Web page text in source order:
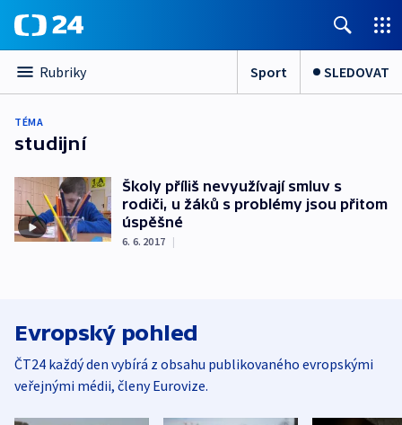
Rubriky Sport SLEDOVAT
TÉMA
studijní
Školy příliš nevyužívají smluv s
rodiči, u žáků s problémy jsou přitom
úspěšné
6. 6. 2017 |
Evropský pohled
ČT24 každý den vybírá z obsahu publikovaného evropskými
veřejnými médii, členy Eurovize.